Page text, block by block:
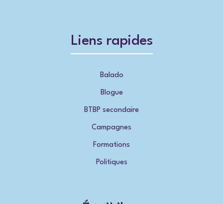
Liens rapides
Balado
Blogue
BTBP secondaire
Campagnes
Formations
Politiques